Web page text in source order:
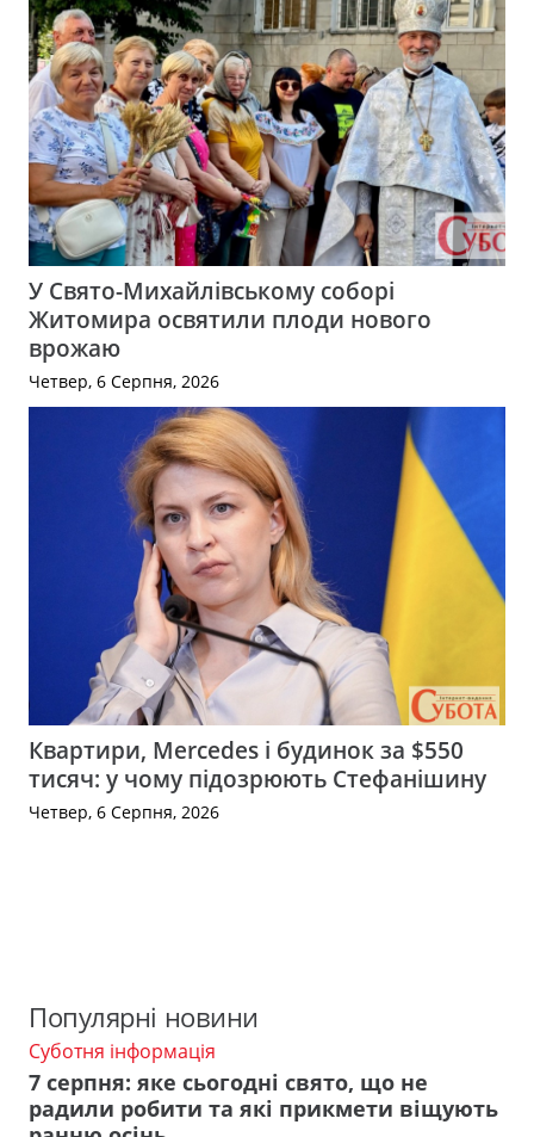
У Свято-Михайлівському соборі
Житомира освятили плоди нового
врожаю
Четвер, 6 Серпня, 2026
Квартири, Mercedes і будинок за $550
тисяч: у чому підозрюють Стефанішину
Четвер, 6 Серпня, 2026
Популярні новини
Суботня інформація
7 серпня: яке сьогодні свято, що не
радили робити та які прикмети віщують